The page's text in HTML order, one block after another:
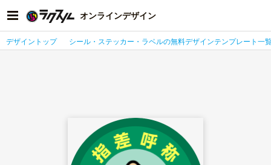
オンラインデザイン
デザイントップ シール・ステッカー・ラベルの無料デザインテンプレート一